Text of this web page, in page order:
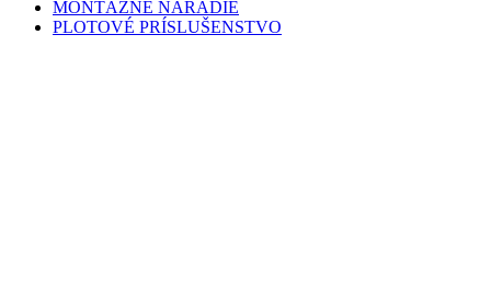
MONTÁŽNE NÁRADIE
PLOTOVÉ PRÍSLUŠENSTVO